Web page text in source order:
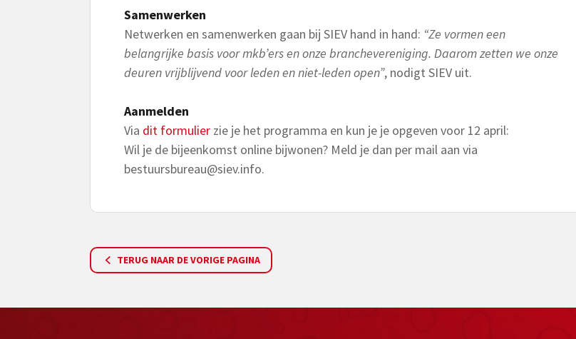
Samenwerken
Netwerken en samenwerken gaan bij SIEV hand in hand: “Ze vormen een
belangrijke basis voor mkb’ers en onze branchevereniging. Daarom zetten we onze
deuren vrijblijvend voor leden en niet-leden open”, nodigt SIEV uit.
Aanmelden
Via dit formulier zie je het programma en kun je je opgeven voor 12 april:
Wil je de bijeenkomst online bijwonen? Meld je dan per mail aan via
bestuursbureau@siev.info.
TERUG NAAR DE VORIGE PAGINA